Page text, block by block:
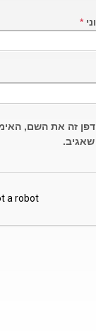
*
זה את השם,